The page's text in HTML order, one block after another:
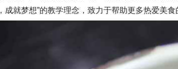
成就梦想”的教学理念，致力于帮助更多热爱美食